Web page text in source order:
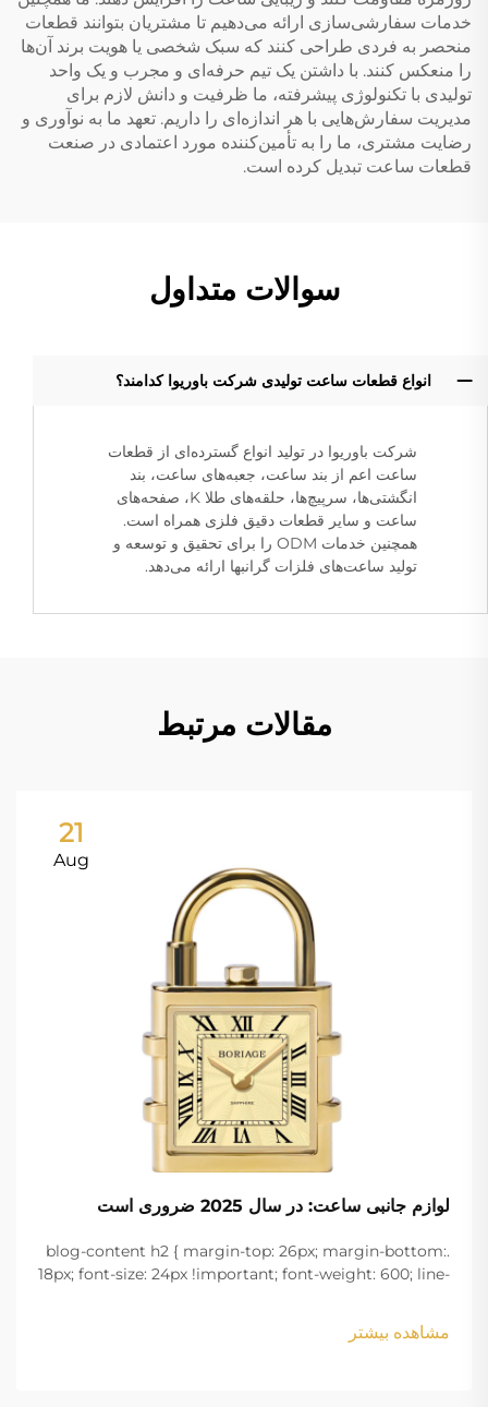
خدمات سفارشی‌سازی ارائه می‌دهیم تا مشتریان بتوانند قطعات
منحصر به فردی طراحی کنند که سبک شخصی یا هویت برند آن‌ها
را منعکس کنند. با داشتن یک تیم حرفه‌ای و مجرب و یک واحد
تولیدی با تکنولوژی پیشرفته، ما ظرفیت و دانش لازم برای
مدیریت سفارش‌هایی با هر اندازه‌ای را داریم. تعهد ما به نوآوری و
رضایت مشتری، ما را به تأمین‌کننده مورد اعتمادی در صنعت
قطعات ساعت تبدیل کرده است.
سوالات متداول
انواع قطعات ساعت تولیدی شرکت باوریوا کدامند؟
شرکت باوریوا در تولید انواع گسترده‌ای از قطعات
ساعت اعم از بند ساعت، جعبه‌های ساعت، بند
انگشتی‌ها، سرپیچ‌ها، حلقه‌های طلا K، صفحه‌های
ساعت و سایر قطعات دقیق فلزی همراه است.
همچنین خدمات ODM را برای تحقیق و توسعه و
تولید ساعت‌های فلزات گرانبها ارائه می‌دهد.
مقالات مرتبط
21
Aug
لوازم جانبی ساعت: در سال 2025 ضروری است
.blog-content h2 { margin-top: 26px; margin-bottom:
18px; font-size: 24px !important; font-weight: 600; line-
margin-bottom: 18px; font-size: 20px !important; font-
w...
مشاهده بیشتر